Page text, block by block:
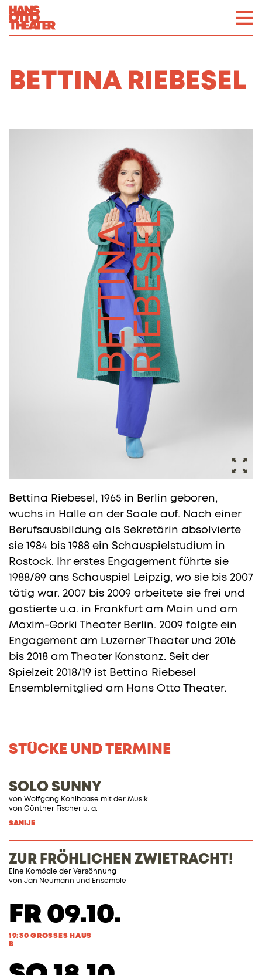
BETTINA RIEBESEL
Bettina Riebesel, 1965 in Berlin geboren,
wuchs in Halle an der Saale auf. Nach einer
Berufsausbildung als Sekretärin absolvierte
sie 1984 bis 1988 ein Schauspielstudium in
Rostock. Ihr erstes Engagement führte sie
1988/89 ans Schauspiel Leipzig, wo sie bis 2007
tätig war. 2007 bis 2009 arbeitete sie frei und
gastierte u.a. in Frankfurt am Main und am
Maxim-Gorki Theater Berlin. 2009 folgte ein
Engagement am Luzerner Theater und 2016
bis 2018 am Theater Konstanz. Seit der
Spielzeit 2018/19 ist Bettina Riebesel
Ensemblemitglied am Hans Otto Theater.
STÜCKE UND TERMINE
SOLO SUNNY
von Wolfgang Kohlhaase mit der Musik
von Günther Fischer u. a.
SANIJE
ZUR FRÖHLICHEN ZWIETRACHT!
Eine Komödie der Versöhnung
von Jan Neumann und Ensemble
FR 09.10.
19:30 GROSSES HAUS
B